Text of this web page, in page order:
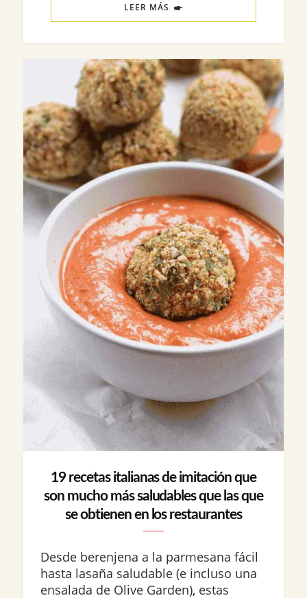
LEER MÁS
19 recetas italianas de imitación que
son mucho más saludables que las que
se obtienen en los restaurantes
Desde berenjena a la parmesana fácil
hasta lasaña saludable (e incluso una
ensalada de Olive Garden), estas